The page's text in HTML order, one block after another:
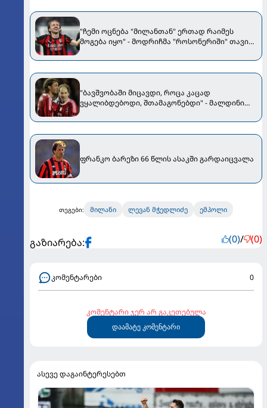
"ჩემი ოცნება "მილანთან" ერთად რაიმეს
მოგება იყო" - მოდრიჩმა "როსონერიში" თავის
"ბავშვობაში მიცავდი, როცა კაცად
ვყალიბდებოდი, შთამაგონებდი" - მალდინი
ფრანკო ბარეზი 66 წლის ასაკში გარდაიცვალა
თეგები: მილანი ლევან მჭედლიძე ემპოლი
გაზიარება: (0)/ (0)
კომენტარები 0
კომენტარი ჯერ არ გაკეთებულა
დაამატე კომენტარი
ასევე დაგაინტერესებთ